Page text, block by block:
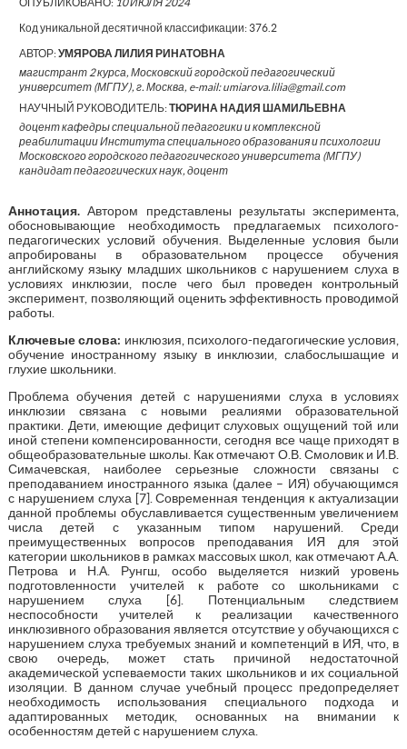
Код уникальной десятичной классификации: 376.2
АВТОР:УМЯРОВА ЛИЛИЯ РИНАТОВНА
магистрант 2 курса, Московский городской педагогический
университет (МГПУ), г. Москва, e-mail: umiarova.lilia@gmail.com
НАУЧНЫЙ РУКОВОДИТЕЛЬ:ТЮРИНА НАДИЯ ШАМИЛЬЕВНА
доцент кафедры специальной педагогики и комплексной
реабилитации Института специального образования и психологии
Московского городского педагогического университета (МГПУ)
кандидат педагогических наук, доцент
Аннотация.Автором представлены результаты эксперимента,
обосновывающие необходимость предлагаемых психолого-
педагогических условий обучения. Выделенные условия были
апробированы в образовательном процессе обучения
английскому языку младших школьников с нарушением слуха в
условиях инклюзии, после чего был проведен контрольный
эксперимент, позволяющий оценить эффективность проводимой
работы.
Ключевые слова: инклюзия, психолого-педагогические условия,
обучение иностранному языку в инклюзии, слабослышащие и
глухие школьники.
Проблема обучения детей с нарушениями слуха в условиях
инклюзии связана с новыми реалиями образовательной
практики. Дети, имеющие дефицит слуховых ощущений той или
иной степени компенсированности, сегодня все чаще приходят в
общеобразовательные школы. Как отмечают О.В. Смоловик и И.В.
Симачевская, наиболее серьезные сложности связаны с
преподаванием иностранного языка (далее – ИЯ) обучающимся
с нарушением слуха [7]. Современная тенденция к актуализации
данной проблемы обуславливается существенным увеличением
числа детей с указанным типом нарушений. Среди
преимущественных вопросов преподавания ИЯ для этой
категории школьников в рамках массовых школ, как отмечают А.А.
Петрова и Н.А. Рунгш, особо выделяется низкий уровень
подготовленности учителей к работе со школьниками с
нарушением слуха [6]. Потенциальным следствием
неспособности учителей к реализации качественного
инклюзивного образования является отсутствие у обучающихся с
нарушением слуха требуемых знаний и компетенций в ИЯ, что, в
свою очередь, может стать причиной недостаточной
академической успеваемости таких школьников и их социальной
изоляции. В данном случае учебный процесс предопределяет
необходимость использования специального подхода и
адаптированных методик, основанных на внимании к
особенностям детей с нарушением слуха.